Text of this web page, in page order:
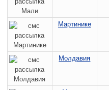
Мартинике
Молдавия